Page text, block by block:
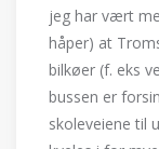
jeg har vært
håper) at
bilkøer (f. eks
bussen er
skoleveiene til